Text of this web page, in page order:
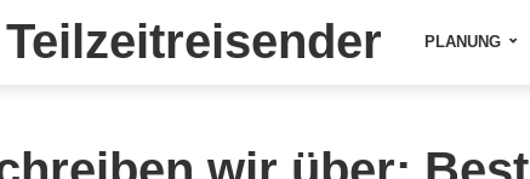
Teilzeitreisender PLANUNG